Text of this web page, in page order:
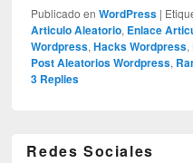
Publicado en WordPress |
Articulo Aleatorio, Enlace
Wordpress,Hacks Wordpress,
Post Aleatorios Wordpress,
3 Replies
Redes Sociales